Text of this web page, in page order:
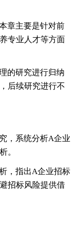
章主要是针对前
专业人才等方面
的研究进行归纳
后续研究进行不
，系统分析A企业
。
，指出A企业招标
招标风险提供借